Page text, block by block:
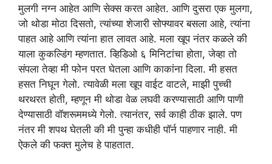
मुलगी नग्न आहेत आणि सेक्स करत आहेत. आणि दुसरा एक मुलगा,
जो थोडा मोठा दिसतो, त्यांच्या शेजारी सोफ्यावर बसला आहे, त्यांना
पाहत आहे आणि त्यांना हात लावत आहे. मला खूप नंतर कळले की
याला कुकल्डिंग म्हणतात. व्हिडिओ ६ मिनिटांचा होता, जेव्हा तो
संपला तेव्हा मी फोन परत घेतला आणि काकांना दिला. मी हसत
हसत निघून गेलो. त्यावेळी मला खूप वाईट वाटले, माझी पुच्ची
थरथरत होती, म्हणून मी थोडा वेळ लघवी करण्यासाठी आणि पाणी
देण्यासाठी वॉशरूममध्ये गेलो. त्यानंतर, सर्व काही ठीक झाले. पण
नंतर मी शपथ घेतली की मी पुन्हा कधीही पॉर्न पाहणार नाही. मी
ऐकले की फक्त मुलेच हे पाहतात.